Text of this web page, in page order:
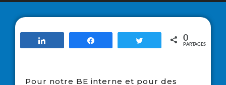
Tweetez 0
PARTAGES
Pour notre BE interne et pour des